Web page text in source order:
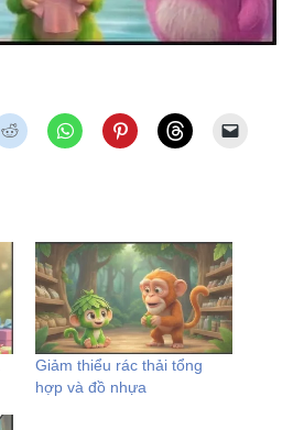
Giảm thiểu rác thải tổng
hợp và đồ nhựa